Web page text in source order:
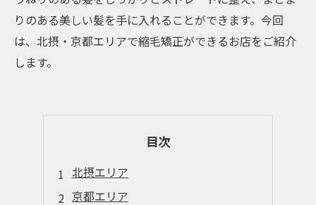
りのある美しい髪を手に入れることができます。今回
は、北摂・京都エリアで縮毛矯正ができるお店をご紹介
します。
目次
北摂エリア
京都エリア